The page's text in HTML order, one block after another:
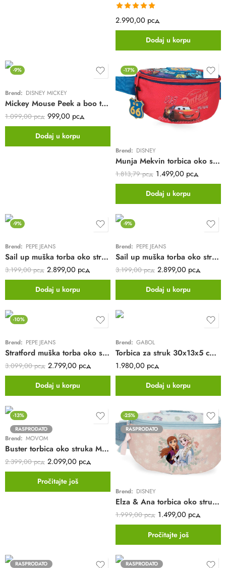
Ocenjeno sa
od 5
2.990,00 рсд
Dodaj u korpu
-9%
Brend: DISNEY MICKEY
Mickey Mouse Peek a boo torba oko struka | plava
1.099,00рсд 999,00 рсд
Dodaj u korpu
-17%
Brend: DISNEY
Munja Mekvin torbica oko struka za dečake | crvena
1.813,79рсд 1.499,00 рсд
Dodaj u korpu
-9%
Brend: PEPE JEANS
Sail up muška torba oko struka Pepe Jeans | crna
3.199,00рсд 2.899,00 рсд
Dodaj u korpu
-9%
Brend: PEPE JEANS
Sail up muška torba oko struka Pepe Jeans | teget
3.199,00рсд 2.899,00 рсд
Dodaj u korpu
-10%
Brend: PEPE JEANS
Stratford muška torba oko struka Pepe Jeans | crna
3.099,00рсд 2.799,00 рсд
Dodaj u korpu
Brend: GABOL
Torbica za struk 30x13x5 cm Basics
1.980,00 рсд
Dodaj u korpu
-13%
RASPRODATO
Brend: MOVOM
Buster torbica oko struka Movom | crna
2.399,00рсд 2.099,00 рсд
Pročitajte još
-25%
RASPRODATO
Brend: DISNEY
Elza & Ana torbica oko struka za devojčice FROZEN | plava
1.999,00рсд 1.499,00 рсд
Pročitajte još
RASPRODATO RASPRODATO